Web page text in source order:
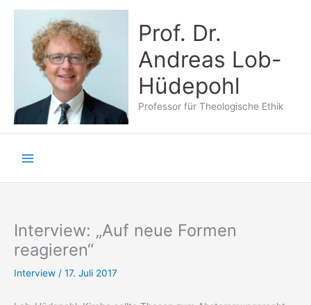
springen
Prof. Dr.
Andreas Lob-
Hüdepohl
Professor für Theologische Ethik
Interview: „Auf neue Formen
reagieren“
Interview / 17. Juli 2017